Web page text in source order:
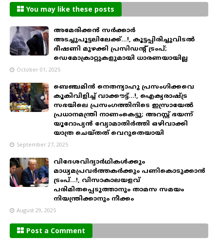
You may like these posts
അമേരിക്കന്‍ സര്‍ക്കാര്‍
അടച്ചുപൂട്ടലിലേക്ക്...!, കൂട്ടപ്പിരിച്ചുവിടൽ
ഭീഷണി മുഴക്കി പ്രസിഡൻ്റ് ട്രംപ്;
ഡെമോക്രാറ്റുകളുമായി ധാരണയായില്ല
October 01, 2025
ബെഞ്ചമിന്‍ നെതന്യാഹു പ്രസംഗിക്കവെ
കൂകിവിളിച്ച് വാക്കൗട്ട്...!, ഐക്യരാഷ്ട്ര
സഭയിലെ പ്രസംഗത്തിനിടെ ഇസ്രായേല്‍
പ്രധാനമന്ത്രി നാണംകെട്ടു; അറസ്റ്റ് ഭയന്ന്
യൂറോപ്യന്‍ വ്യോമാതിര്‍ത്തി ഒഴിവാക്കി
യാത്ര ചെയ്തത് വെറുതെയായി
September 27, 2025
വിദേശവിദ്യാർഥികൾക്കും
മാധ്യമപ്രവർത്തകർക്കും പണികൊടുക്കാൻ
ട്രംപ്...!, വിസാകാലയളവ്
പരിമിതപ്പെടുത്താനും താമസ സമയം
നിയന്ത്രിക്കാനും നീക്കം
August 29, 2025
Post a Comment